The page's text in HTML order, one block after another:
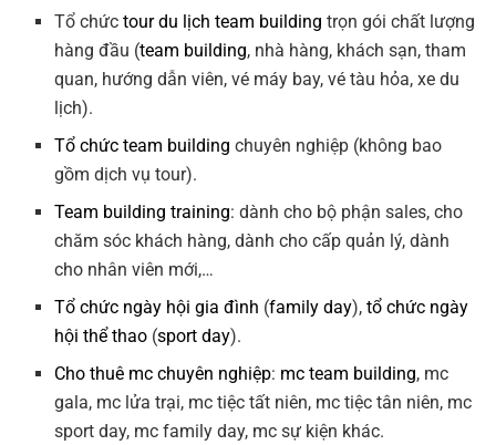
Tổ chứctour du lịch team building trọn gói chất lượng
hàng đầu (team building, nhà hàng, khách sạn, tham
quan, hướng dẫn viên, vé máy bay, vé tàu hỏa, xe du
lịch).
Tổ chức team building chuyên nghiệp (không bao
gồm dịch vụ tour).
Team building training: dành cho bộ phận sales, cho
chăm sóc khách hàng, dành cho cấp quản lý, dành
cho nhân viên mới,…
Tổ chức ngày hội gia đình (family day),tổ chức ngày
hội thể thao (sport day).
Cho thuê mc chuyên nghiệp: mc team building, mc
gala, mc lửa trại, mc tiệc tất niên, mc tiệc tân niên, mc
sport day, mc family day, mc sự kiện khác.